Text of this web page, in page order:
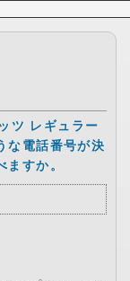
ツ レギュラー
な電話番号が決
すか。